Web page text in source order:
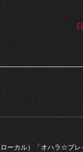
ーカル）「オハラ☆ブレ